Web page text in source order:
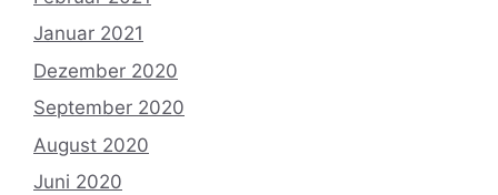
Januar 2021
Dezember 2020
September 2020
August 2020
Juni 2020